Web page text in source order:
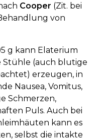
Cooper (Zit. bei
von
g kann Elaterium
Stühle (auch blutige
erzeugen, in
Nausea, Vomitus,
Schmerzen,
Puls. Auch bei
kann es
selbst die intakte